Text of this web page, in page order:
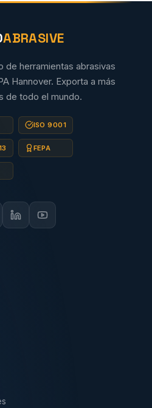
ABRASIVE
de herramientas abrasivas
Hannover. Exporta a más
de todo el mundo.
ISO 9001
FEPA